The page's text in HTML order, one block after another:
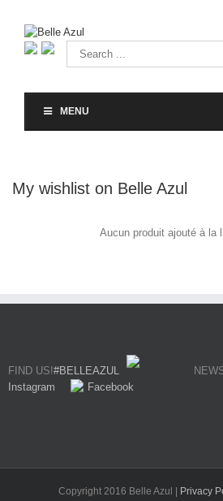
MENU
My wishlist on Belle Azul
Aucun produit ajouté à la
FIND US!#BELLEAZUL
Instagram
Facebook
Copyright 2016 Belle Azul | Privacy